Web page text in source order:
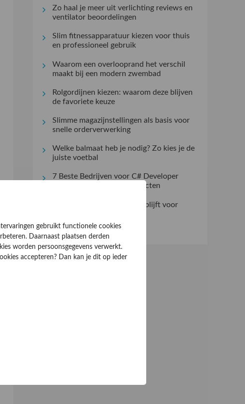
Zo haal je meer uit verlichting reviews en
ventilator beoordelingen
Slim fitnessapparatuur kiezen voor thuis
en professioneel gebruik
Waarom een overlooprand het verschil
maakt bij een modern zwembad
Rolgordijnen kiezen: waarom deze blijven
de favoriete keuze
Slimme magazijnstellingen als basis voor
snelle orderverwerking
Welke balmaat heb je nodig? Zo kies je de
juiste voetbal
7 Beste Bedrijven voor C# Developer
Inhuren bij Complexe Projecten
Waarom iDEAL onmisbaar blijft voor
gebruikt functionele cookies
Daarnaast plaatsen derden
worden persoonsgegevens verwerkt.
accepteren? Dan kan je dit op ieder